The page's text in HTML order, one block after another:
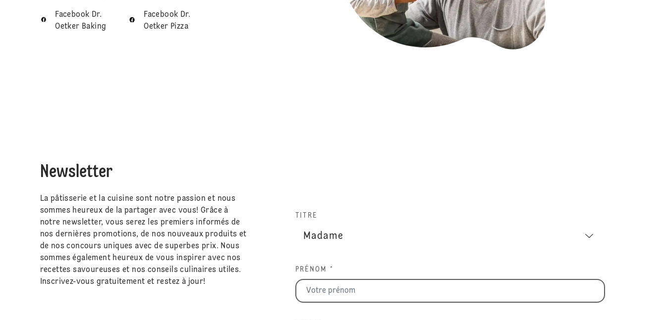
Facebook Dr.
Oetker Baking
Facebook Dr.
Oetker Pizza
Newsletter
La pâtisserie et la cuisine sont notre passion et nous
sommes heureux de la partager avec vous! Grâce à
notre newsletter, vous serez les premiers informés de
nos dernières promotions, de nos nouveaux produits et
de nos concours uniques avec de superbes prix. Nous
sommes également heureux de vous inspirer avec nos
recettes savoureuses et nos conseils culinaires utiles.
Inscrivez-vous gratuitement et restez à jour!
TITRE
PRÉNOM *